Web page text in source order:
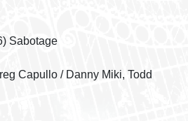
Sabotage
Capullo / Danny Miki, Todd